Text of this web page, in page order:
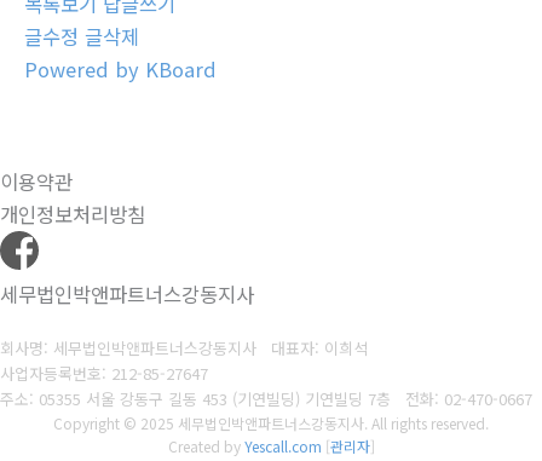
글수정 글삭제
Powered by KBoard
이용약관
개인정보처리방침
세무법인박앤파트너스강동지사
회사명: 세무법인박앤파트너스강동지사 대표자: 이희석
사업자등록번호: 212-85-27647
주소: 05355 서울 강동구 길동 453 (기연빌딩) 기연빌딩 7층 전화: 02-470-0667
Copyright © 2025 세무법인박앤파트너스강동지사. All rights reserved.
Created byYescall.com [관리자]